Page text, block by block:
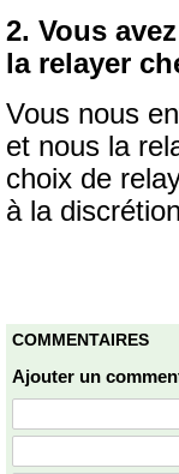
2. Vous
la relayer
Vous nous
et nous la
choix de
à la
COMMENTAIRES
Ajouter un